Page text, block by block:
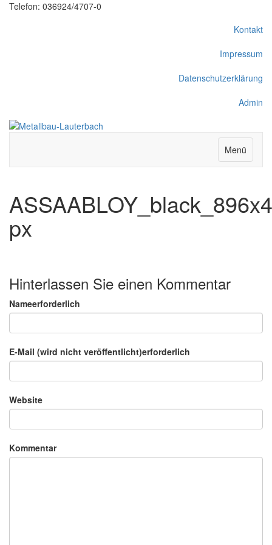
Telefon: 036924/4707-0
Kontakt
Impressum
Datenschutzerklärung
Admin
Menü
px
Hinterlassen Sie einen Kommentar
Nameerforderlich
E-Mail (wird nicht veröffentlicht)erforderlich
Website
Kommentar